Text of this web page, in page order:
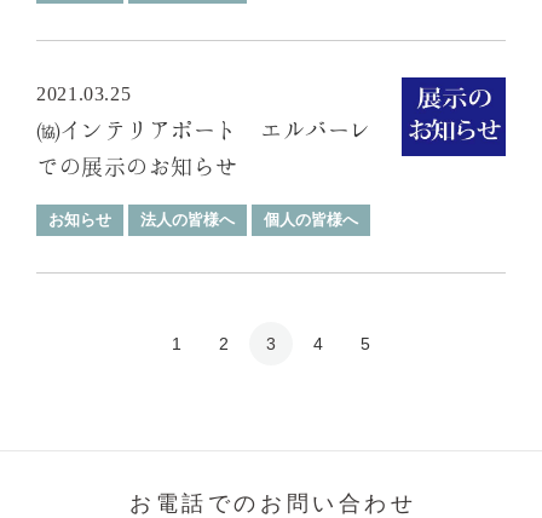
2021.03.25
㈿インテリアポート エルバーレ
での展示のお知らせ
お知らせ 法人の皆様へ 個人の皆様へ
1 2 3 4 5
お電話でのお問い合わせ